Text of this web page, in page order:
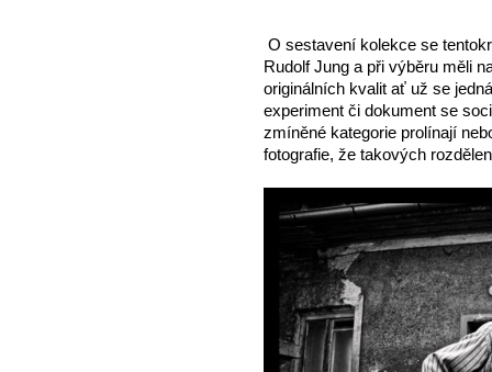
O sestavení kolekce se
Rudolf Jung a při výběru měli
originálních kvalit ať už se
experiment či dokument se
zmíněné kategorie prolínají
fotografie, že takových